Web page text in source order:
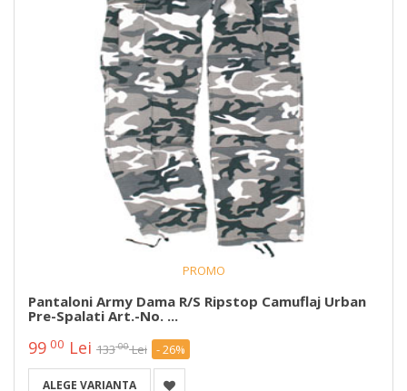
PROMO
Pantaloni Army Dama R/S Ripstop Camuflaj Urban
Pre-Spalati Art.-No. ...
99 00 Lei 13300 Lei - 26%
ALEGE VARIANTA